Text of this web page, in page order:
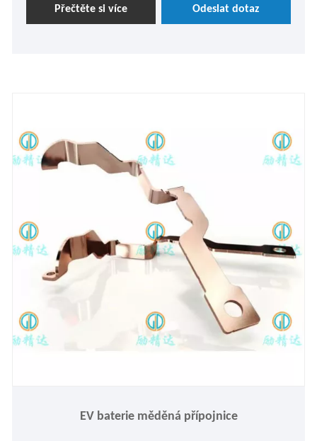
úpravou galvanickým pokovováním. Společnost Lijingda
se zavázala poskytovat vám vysoce kvalitní produkty. V
Přečtěte si více Odeslat dotaz
EV baterie měděná přípojnice